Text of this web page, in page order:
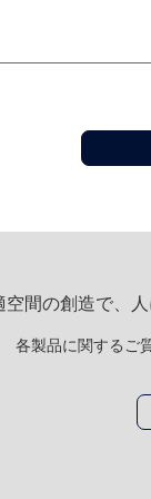
空間の創造で、
各製品に関するご